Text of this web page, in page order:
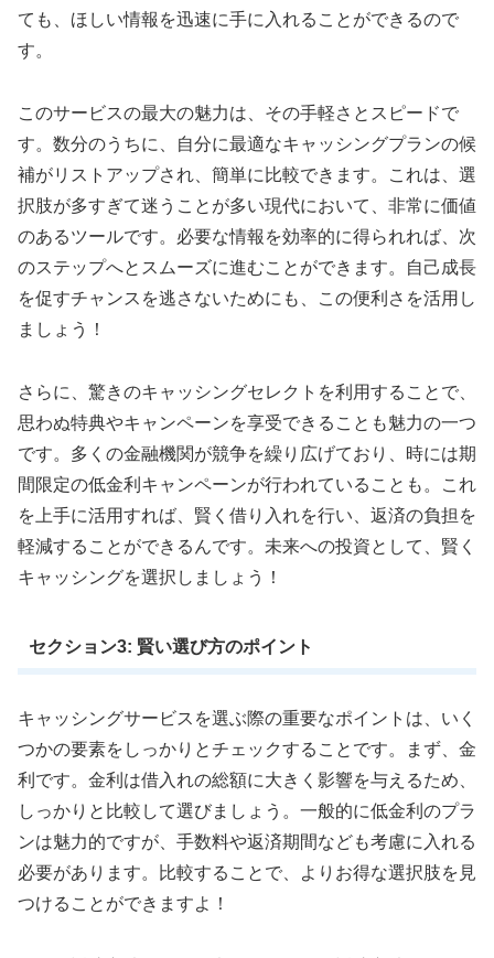
ても、ほしい情報を迅速に手に入れることができるので
す。
このサービスの最大の魅力は、その手軽さとスピードで
す。数分のうちに、自分に最適なキャッシングプランの候
補がリストアップされ、簡単に比較できます。これは、選
択肢が多すぎて迷うことが多い現代において、非常に価値
のあるツールです。必要な情報を効率的に得られれば、次
のステップへとスムーズに進むことができます。自己成長
を促すチャンスを逃さないためにも、この便利さを活用し
ましょう！
さらに、驚きのキャッシングセレクトを利用することで、
思わぬ特典やキャンペーンを享受できることも魅力の一つ
です。多くの金融機関が競争を繰り広げており、時には期
間限定の低金利キャンペーンが行われていることも。これ
を上手に活用すれば、賢く借り入れを行い、返済の負担を
軽減することができるんです。未来への投資として、賢く
キャッシングを選択しましょう！
セクション3: 賢い選び方のポイント
キャッシングサービスを選ぶ際の重要なポイントは、いく
つかの要素をしっかりとチェックすることです。まず、金
利です。金利は借入れの総額に大きく影響を与えるため、
しっかりと比較して選びましょう。一般的に低金利のプラ
ンは魅力的ですが、手数料や返済期間なども考慮に入れる
必要があります。比較することで、よりお得な選択肢を見
つけることができますよ！